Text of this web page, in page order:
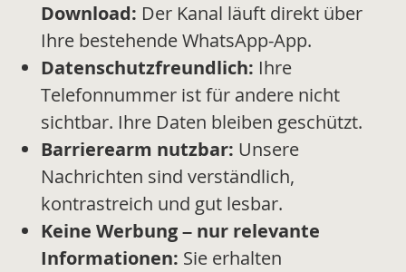
Download: Der Kanal läuft direkt über
Ihre bestehende WhatsApp-App.
Datenschutzfreundlich: Ihre
Telefonnummer ist für andere nicht
sichtbar. Ihre Daten bleiben geschützt.
Barrierearm nutzbar: Unsere
Nachrichten sind verständlich,
kontrastreich und gut lesbar.
Keine Werbung – nur relevante
Informationen: Sie erhalten